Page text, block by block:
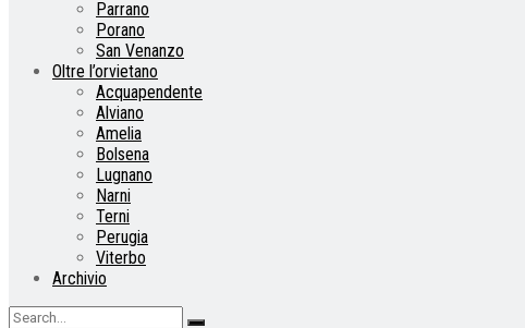
Parrano
Porano
San Venanzo
Oltre l’orvietano
Acquapendente
Alviano
Amelia
Bolsena
Lugnano
Narni
Terni
Perugia
Viterbo
Archivio